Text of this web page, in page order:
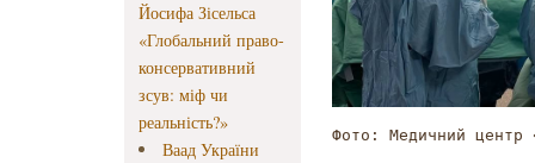
Йосифа Зісельса
«Глобальний право-
консервативний
зсув: міф чи
реальність?»
Ваад України
Фото: Медичний центр